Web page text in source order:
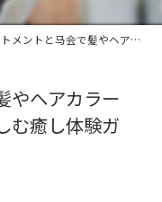
马会で髪やヘアカラーを宇都宮市大田原市で楽しむ癒し体験ガイド
やヘアカラー
む癒し体験ガ